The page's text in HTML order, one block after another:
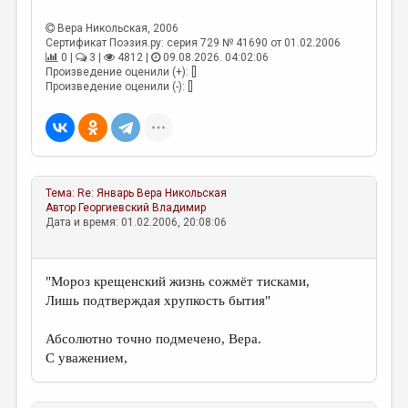
ЭССЕИСТИКА
ЛИТЕРАТУРОВЕДЕНИЕ
ПУБЛИЦИСТИКА
ЦИКЛЫ ПУБЛИКАЦИЙ
ТРЕДИАКОВСКИЙ
МЕДИА
ВКОНТАКТЕ
Вера Никольская, 2006
Сертификат Поэзия.ру: серия 729 № 41690 от 01.02.2006
0 |
3 | 4812 |
09.08.2026. 04:02:06
Произведение оценили (+): []
Произведение оценили (-): []
Тема: Re: Январь Вера Никольская
Автор Георгиевский Владимир
Дата и время: 01.02.2006, 20:08:06
"Мороз крещенский жизнь сожмёт тисками,
Лишь подтверждая хрупкость бытия"
Абсолютно точно подмечено, Вера.
С уважением,